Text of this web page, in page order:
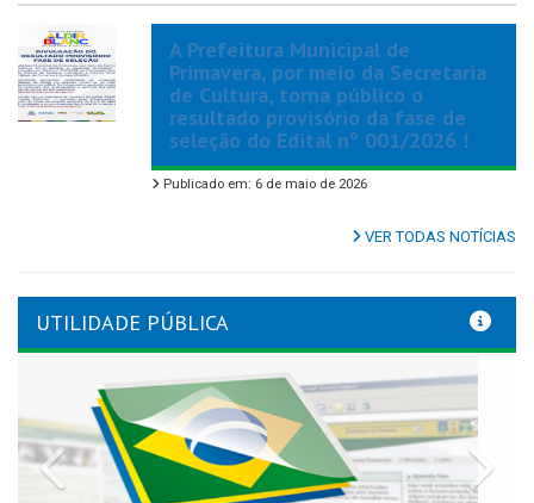
A Prefeitura Municipal de
Primavera, por meio da Secretaria
de Cultura, torna público o
resultado provisório da fase de
seleção do Edital nº 001/2026 !
Publicado em: 6 de maio de 2026
VER TODAS NOTÍCIAS
UTILIDADE PÚBLICA
Previous